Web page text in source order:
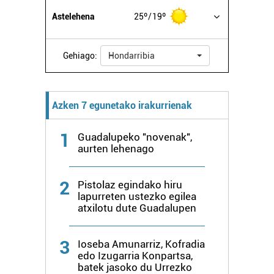
datuen atalean. Edozein unetan alda edo ken dezakezu
zure baimena Cookieen adierazpenean.
Webgune honek cookie propioak eta hirugarrenen cookie-
fitxategiak erabiltzen ditu. Zure esperientzia eta
zerbitzuak hobetzeko asmoz, cookie teknologiaz
baliatzen gara. Ohar hau onartuz gero, teknologia hori
erabiltzeko baimen esplizitua ematen diguzu.
irakurri
Astelehena 25º 19º
Gehiago: Hondarribia
Azken 7 egunetako irakurrienak
1
Guadalupeko "novenak",
aurten lehenago
2
Pistolaz egindako hiru
lapurreten ustezko egilea
atxilotu dute Guadalupen
3
Ioseba Amunarriz, Kofradia
edo Izugarria Konpartsa,
batek jasoko du Urrezko